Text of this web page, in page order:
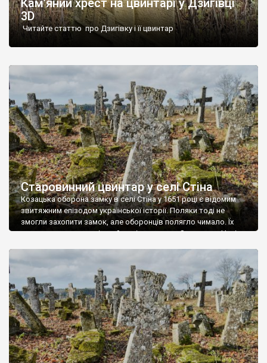
Кам’яний хрест на цвинтарі у Дзигівці
3D
Читайте статтю про Дзигівку і її цвинтар
Старовинний цвинтар у селі Стіна
Козацька оборона замку в селі Стіна у 1651 році є відомим
звитяжним епізодом української історії. Поляки тоді не
змогли захопити замок, але оборонців полягло чимало. Їх
поховали на цвинтарі, який тоді називався Замковим. Нині на
ньому чимало хрестів 19 століття, є такі, де епітафії стер […]